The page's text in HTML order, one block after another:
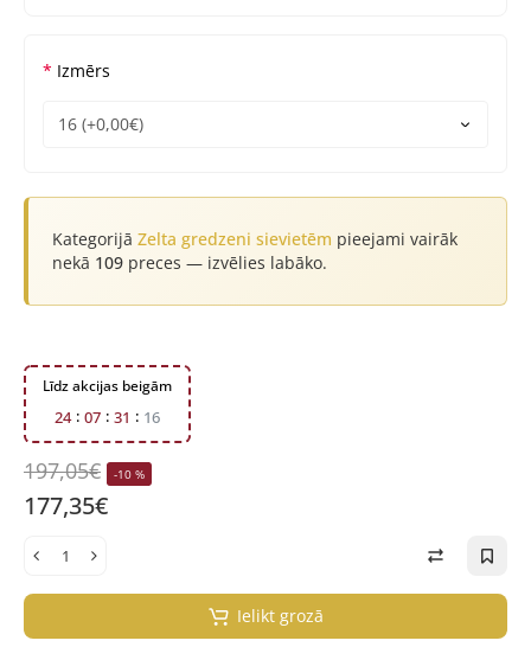
Izmērs
Kategorijā Zelta gredzeni sievietēm pieejami vairāk
nekā 109 preces — izvēlies labāko.
Līdz akcijas beigām
24 07 31 15
197,05€ -10 %
177,35€
Ielikt grozā